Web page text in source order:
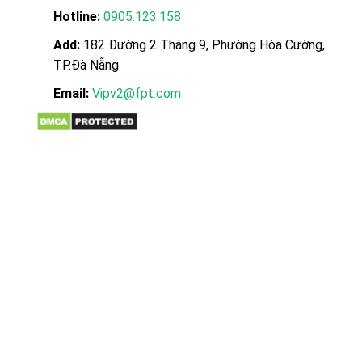
Hotline: 0905.123.158
Add: 182 Đường 2 Tháng 9, Phường Hòa Cường,
TP.Đà Nẵng
Email: Vipv2@fpt.com